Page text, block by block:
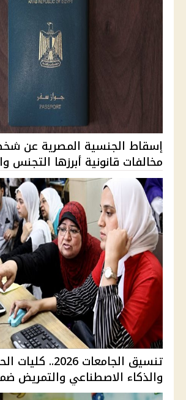
مخالفات قانونية أبرزها التجنس
تنسيق الجامعات 2026..
والذكاء الاصطناعي والتمريض